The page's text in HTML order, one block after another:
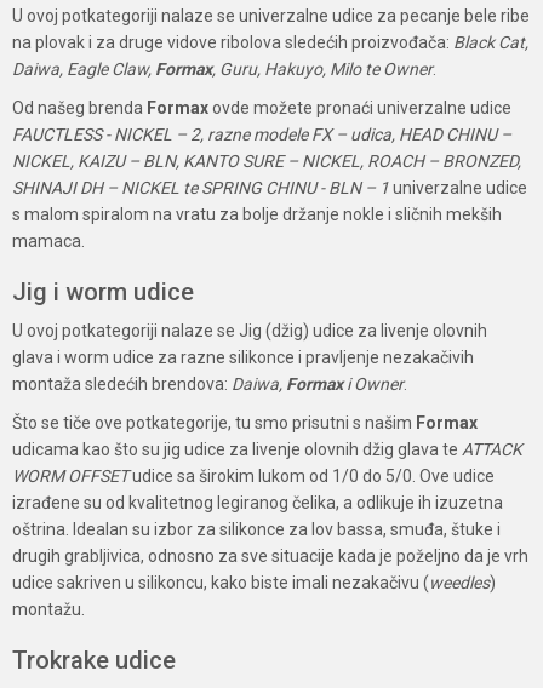
U ovoj potkategoriji nalaze se univerzalne udice za pecanje bele ribe
na plovak i za druge vidove ribolova sledećih proizvođača: Black Cat,
Daiwa, Eagle Claw, Formax, Guru, Hakuyo, Milo te Owner.
Od našeg brenda Formaxovde možete pronaći univerzalne udice
FAUCTLESS - NICKEL – 2, razne modele FX – udica, HEAD CHINU –
NICKEL, KAIZU – BLN, KANTO SURE – NICKEL, ROACH – BRONZED,
SHINAJI DH – NICKEL te SPRING CHINU - BLN – 1univerzalne udice
s malom spiralom na vratu za bolje držanje nokle i sličnih mekših
mamaca.
Jig i worm udice
U ovoj potkategoriji nalaze se Jig (džig) udice za livenje olovnih
glava i worm udice za razne silikonce i pravljenje nezakačivih
montaža sledećih brendova: Daiwa, Formaxi Owner.
Što se tiče ove potkategorije, tu smo prisutni s našim Formax
udicama kao što su jig udice za livenje olovnih džig glava te ATTACK
WORM OFFSETudice sa širokim lukom od 1/0 do 5/0. Ove udice
izrađene su od kvalitetnog legiranog čelika, a odlikuje ih izuzetna
oštrina. Idealan su izbor za silikonce za lov bassa, smuđa, štuke i
drugih grabljivica, odnosno za sve situacije kada je poželjno da je vrh
udice sakriven u silikoncu, kako biste imali nezakačivu (weedles)
montažu.
Trokrake udice